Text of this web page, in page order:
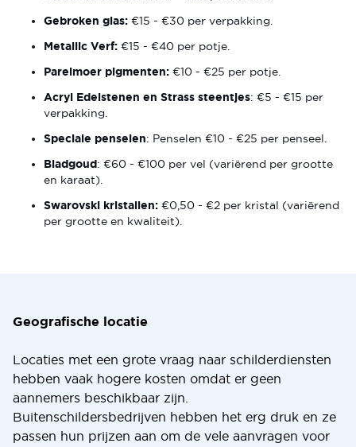
Gebroken glas: €15 - €30 per verpakking.
Metallic Verf: €15 - €40 per potje.
Parelmoer pigmenten: €10 - €25 per potje.
Acryl Edelstenen en Strass steentjes: €5 - €15 per
verpakking.
Speciale penselen: Penselen €10 - €25 per penseel.
Bladgoud: €60 - €100 per vel (variërend per grootte
en karaat).
Swarovski kristallen: €0,50 - €2 per kristal (variërend
per grootte en kwaliteit).
Geografische locatie
Locaties met een grote vraag naar schilderdiensten
hebben vaak hogere kosten omdat er geen
aannemers beschikbaar zijn.
Buitenschildersbedrijven hebben het erg druk en ze
passen hun prijzen aan om de vele aanvragen voor